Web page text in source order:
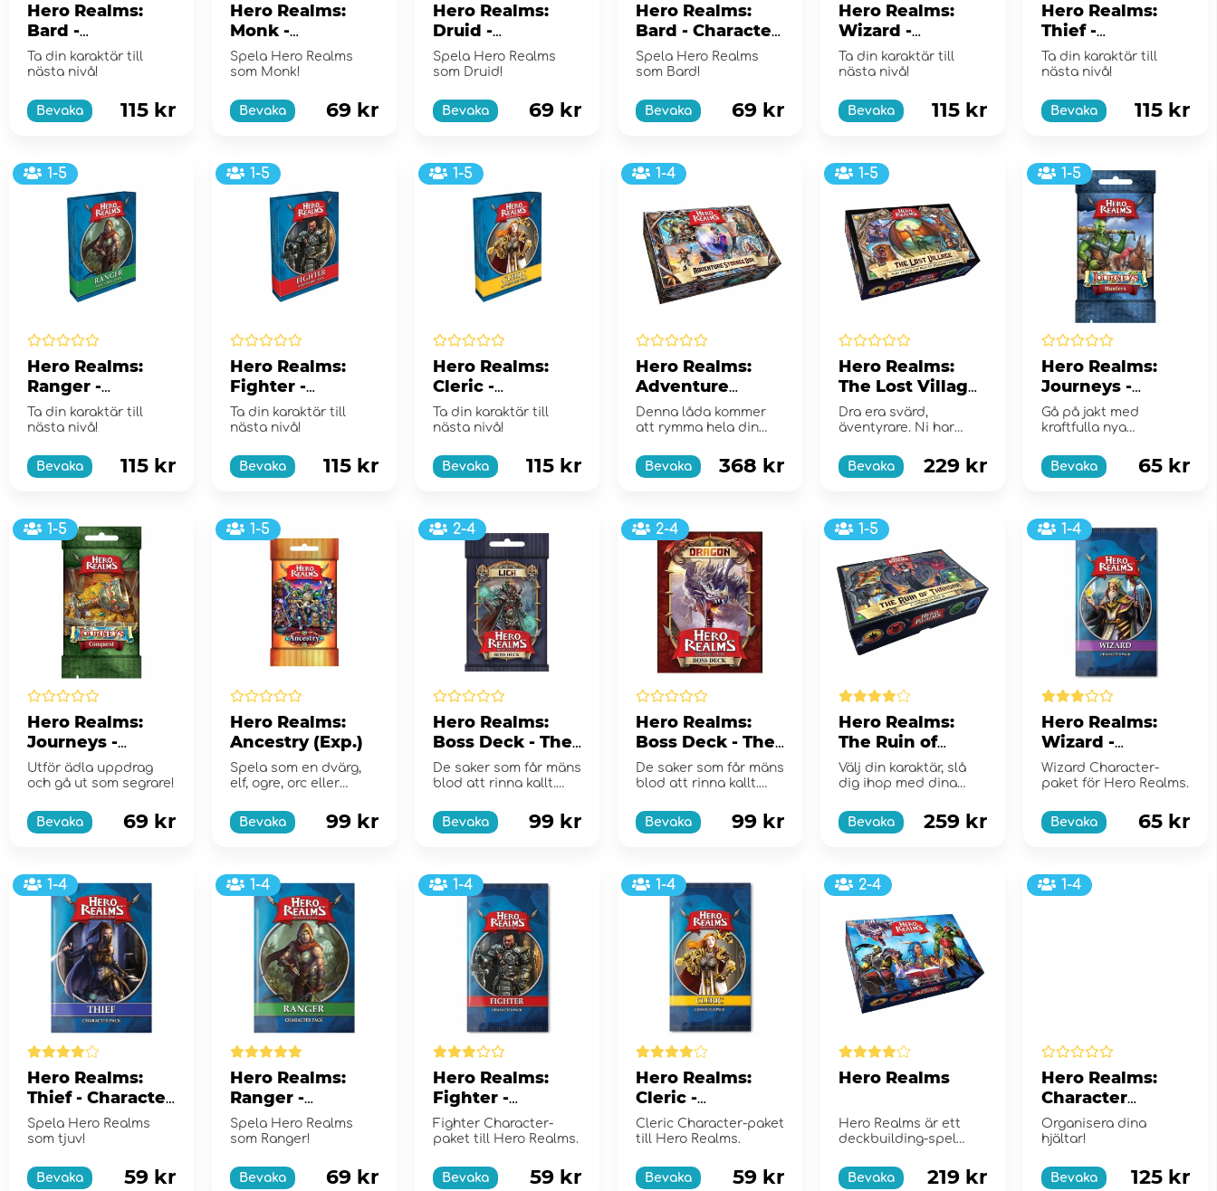
Hero Realms:
Bard -
Adventure Deck
(Exp.)
Ta din karaktär till
nästa nivå!
Bevaka 115 kr
Hero Realms:
Monk -
Character Pack
(Exp.)
Spela Hero Realms
som Monk!
Bevaka 69 kr
Hero Realms:
Druid -
Character Pack
(Exp.)
Spela Hero Realms
som Druid!
Bevaka 69 kr
Hero Realms:
Bard - Character
Pack (Exp.)
Spela Hero Realms
som Bard!
Bevaka 69 kr
Hero Realms:
Wizard -
Adventure Deck
(Exp.)
Ta din karaktär till
nästa nivå!
Bevaka 115 kr
Hero Realms:
Thief -
Adventure Deck
(Exp.)
Ta din karaktär till
nästa nivå!
Bevaka 115 kr
1-5
Hero Realms:
Ranger -
Adventure Deck
(Exp.)
Ta din karaktär till
nästa nivå!
Bevaka 115 kr
1-5
Hero Realms:
Fighter -
Adventure Deck
(Exp.)
Ta din karaktär till
nästa nivå!
Bevaka 115 kr
1-5
Hero Realms:
Cleric -
Adventure Deck
(Exp.)
Ta din karaktär till
nästa nivå!
Bevaka 115 kr
1-4
Hero Realms:
Adventure
Storage Box
(Exp.)
Denna låda kommer
att rymma hela din
med eller utan
sleeves, m...
Bevaka 368 kr
1-5
Hero Realms:
The Lost Village
Campaign Deck
(Exp.)
Dra era svärd,
äventyrare. Ni har
Försvunna Byn!
Bevaka 229 kr
1-5
Hero Realms:
Journeys -
Hunters (Exp.)
Gå på jakt med
kraftfulla nya
modiga nya förkämpar.
Bevaka 65 kr
1-5
Hero Realms:
Journeys -
Conquest (Exp.)
Utför ädla uppdrag
och gå ut som segrare!
Bevaka 69 kr
1-5
Hero Realms:
Ancestry (Exp.)
Spela som en dvärg,
elf, ogre, orc eller
härstamning ger dig...
Bevaka 99 kr
2-4
Hero Realms:
Boss Deck - The
Lich (Exp.)
De saker som får mäns
blod att rinna kallt.
först...
Bevaka 99 kr
2-4
Hero Realms:
Boss Deck - The
Dragon (Exp.)
De saker som får mäns
blod att rinna kallt.
först...
Bevaka 99 kr
1-5
Hero Realms:
The Ruin of
Thandar
Campaign Deck
Välj din karaktär, slå
dig ihop med dina
&...
Bevaka 259 kr
1-4
Hero Realms:
Wizard -
Character Pack
(Exp.)
Wizard Character-
paket för Hero Realms.
Bevaka 65 kr
1-4
Hero Realms:
Thief - Character
Pack (Exp.)
Spela Hero Realms
som tjuv!
Bevaka 59 kr
1-4
Hero Realms:
Ranger -
Character Pack
(Exp.)
Spela Hero Realms
som Ranger!
Bevaka 69 kr
1-4
Hero Realms:
Fighter -
Character Pack
(Exp.)
Fighter Character-
paket till Hero Realms.
Bevaka 59 kr
1-4
Hero Realms:
Cleric -
Character Pack
(Exp.)
Cleric Character-paket
till Hero Realms.
Bevaka 59 kr
2-4
Hero Realms
Hero Realms är ett
deckbuilding-spel
är en adaption på...
Bevaka 219 kr
1-4
Hero Realms:
Character
Dividers (Exp.)
Organisera dina
hjältar!
Bevaka 125 kr